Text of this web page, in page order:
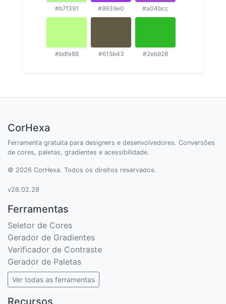
#b7f391 #9939e0 #a04bcc
#bdfe88 #615b43 #2eb928
CorHexa
Ferramenta gratuita para designers e desenvolvedores. Conversões
de cores, paletas, gradientes e acessibilidade.
© 2026 CorHexa. Todos os direitos reservados.
v26.02.28
Ferramentas
Seletor de Cores
Gerador de Gradientes
Verificador de Contraste
Gerador de Paletas
Ver todas as ferramentas
Recursos